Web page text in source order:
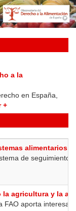
a la
en España,
+
alimentarios
de seguimiento
la agricultura y la
FAO aporta